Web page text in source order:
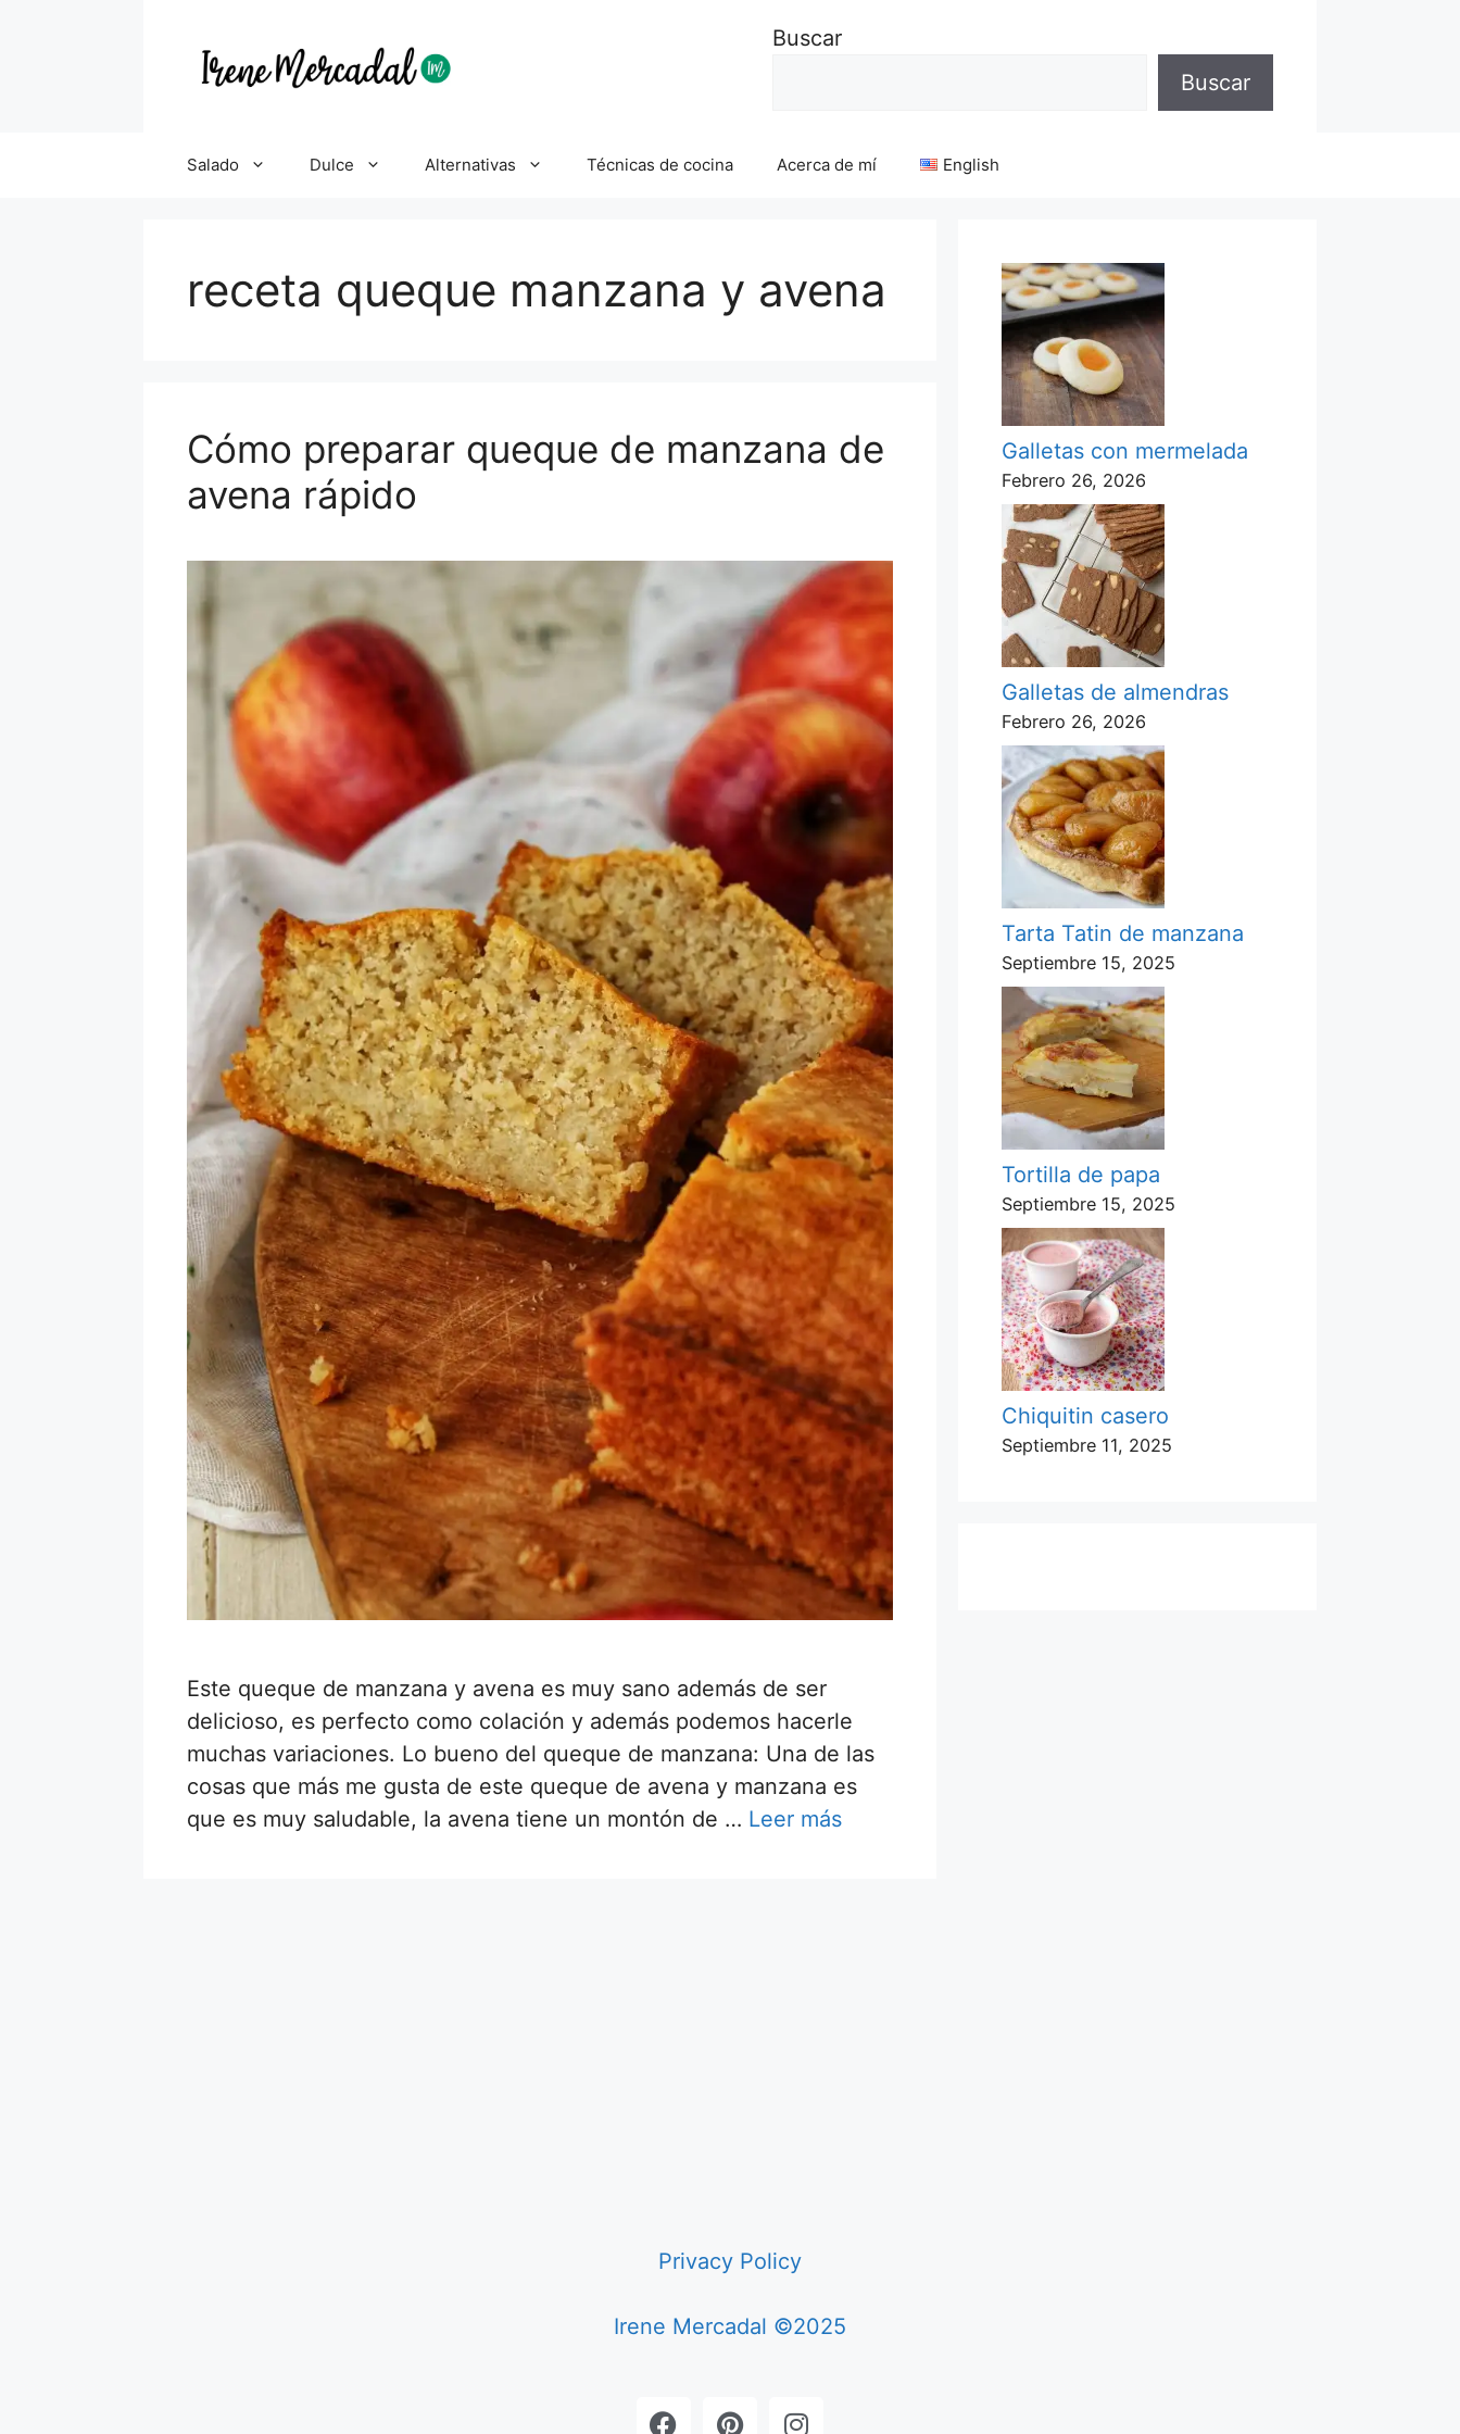
Buscar
Buscar
Salado Dulce Alternativas Técnicas de cocina Acerca de mí English
receta queque manzana y avena
Cómo preparar queque de manzana de
avena rápido
Este queque de manzana y avena es muy sano además de ser
delicioso, es perfecto como colación y además podemos hacerle
muchas variaciones. Lo bueno del queque de manzana: Una de las
cosas que más me gusta de este queque de avena y manzana es
que es muy saludable, la avena tiene un montón de … Leer más
Galletas con mermelada
Febrero 26, 2026
Galletas de almendras
Febrero 26, 2026
Tarta Tatin de manzana
Septiembre 15, 2025
Tortilla de papa
Septiembre 15, 2025
Chiquitin casero
Septiembre 11, 2025
Privacy Policy
Irene Mercadal ©2025